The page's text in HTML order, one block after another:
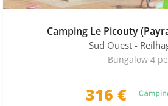
Camping Le Picouty
Sud Ouest -
Bungalow 4
316 €